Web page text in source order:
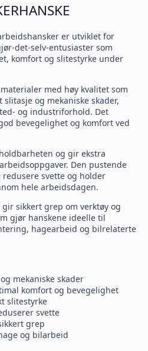
arbeidshansker er utviklet for
det-selv-entusiaster som
komfort og slitestyrke under
med høy kvalitet som
og mekaniske skader,
og industriforhold. Det
bevegelighet og komfort ved
og gir ekstra
Den pustende
svette og holder
hele arbeidsdagen.
sikkert grep om verktøy og
gjør hanskene ideelle til
hagearbeid og bilrelaterte
mekaniske skader
komfort og bevegelighet
slitestyrke
svette
grep
og bilarbeid